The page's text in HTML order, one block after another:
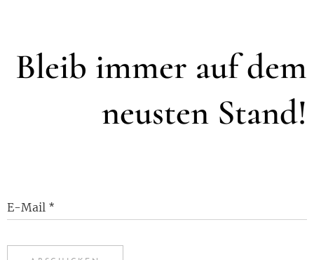
Bleib immer auf dem
neusten Stand!
E-Mail